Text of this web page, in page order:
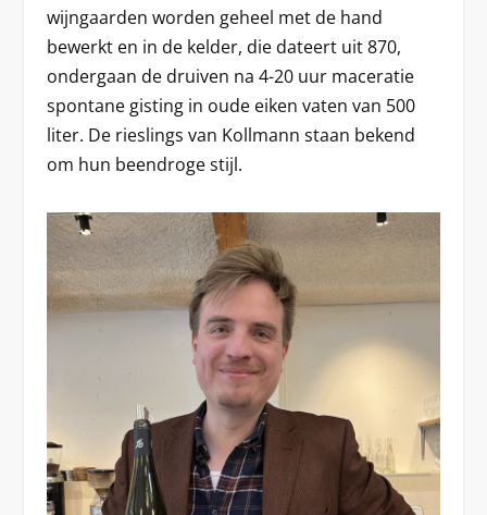
wijngaarden worden geheel met de hand
bewerkt en in de kelder, die dateert uit 870,
ondergaan de druiven na 4-20 uur maceratie
spontane gisting in oude eiken vaten van 500
liter. De rieslings van Kollmann staan bekend
om hun beendroge stijl.